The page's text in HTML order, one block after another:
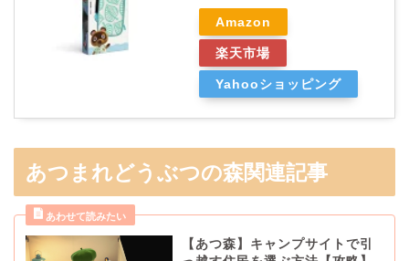
Amazon
楽天市場
Yahooショッピング
あつまれどうぶつの森関連記事
【あつ森】キャンプサイトで引